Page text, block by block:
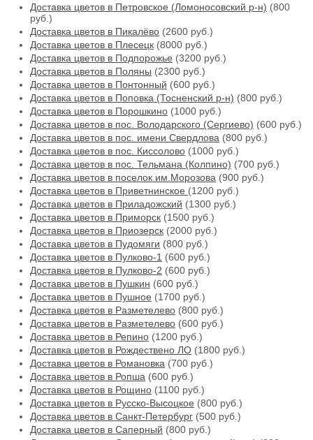
Доставка цветов в Петровское (Ломоносовский р-н) (800
руб.)
Доставка цветов в Пикалёво (2600 руб.)
Доставка цветов в Плесецк (8000 руб.)
Доставка цветов в Подпорожье (3200 руб.)
Доставка цветов в Поляны (2300 руб.)
Доставка цветов в Понтонный (600 руб.)
Доставка цветов в Поповка (Тосненский р-н) (800 руб.)
Доставка цветов в Порошкино (1000 руб.)
Доставка цветов в пос. Володарского (Сергиево) (600 руб.)
Доставка цветов в пос. имени Свердлова (800 руб.)
Доставка цветов в пос. Киссолово (1000 руб.)
Доставка цветов в пос. Тельмана (Колпино) (700 руб.)
Доставка цветов в поселок им.Морозова (900 руб.)
Доставка цветов в Приветнинское (1200 руб.)
Доставка цветов в Приладожский (1300 руб.)
Доставка цветов в Приморск (1500 руб.)
Доставка цветов в Приозерск (2000 руб.)
Доставка цветов в Пудомяги (800 руб.)
Доставка цветов в Пулково-1 (600 руб.)
Доставка цветов в Пулково-2 (600 руб.)
Доставка цветов в Пушкин (600 руб.)
Доставка цветов в Пушное (1700 руб.)
Доставка цветов в Разметелево (800 руб.)
Доставка цветов в Разметелево (600 руб.)
Доставка цветов в Репино (1200 руб.)
Доставка цветов в Рождествено ЛО (1800 руб.)
Доставка цветов в Романовка (700 руб.)
Доставка цветов в Ропша (600 руб.)
Доставка цветов в Рощино (1100 руб.)
Доставка цветов в Русско-Высоцкое (800 руб.)
Доставка цветов в Санкт-Петербург (500 руб.)
Доставка цветов в Саперный (800 руб.)